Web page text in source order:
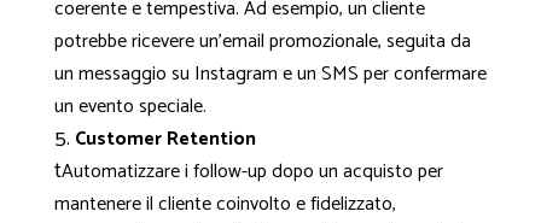
coerente e tempestiva. Ad esempio, un cliente
potrebbe ricevere un'email promozionale, seguita da
un messaggio su Instagram e un SMS per confermare
un evento speciale.
Customer Retention
tAutomatizzare i follow-up dopo un acquisto per
mantenere il cliente coinvolto e fidelizzato,